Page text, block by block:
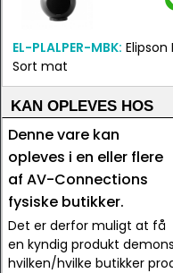
EL-PLALPER-MBK:
Sort mat
KAN OPLEVES HOS
Denne vare kan
opleves i en eller flere
af AV-Connections
fysiske butikker.
Det er derfor muligt at få
en kyndig produkt
hvilken/hvilke butikker